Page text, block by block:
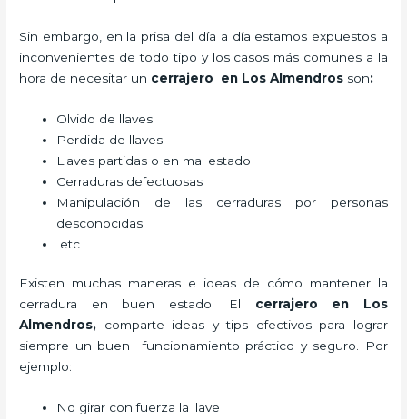
Sin embargo, en la prisa del día a día estamos expuestos a
inconvenientes de todo tipo y los casos más comunes a la
hora de necesitar un cerrajero en Los Almendros son:
Olvido de llaves
Perdida de llaves
Llaves partidas o en mal estado
Cerraduras defectuosas
Manipulación de las cerraduras por personas
desconocidas
etc
Existen muchas maneras e ideas de cómo mantener la
cerradura en buen estado. El cerrajero en Los
Almendros, comparte ideas y tips efectivos para lograr
siempre un buen funcionamiento práctico y seguro. Por
ejemplo:
No girar con fuerza la llave